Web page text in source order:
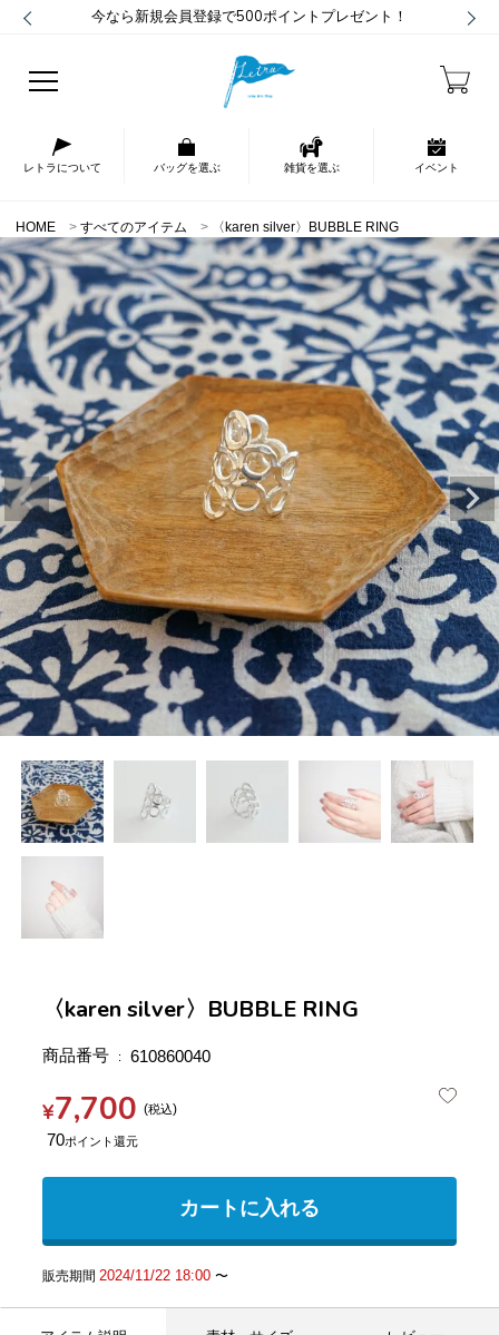
今なら新規会員登録で500ポイントプレゼント！
レトラについて バッグを選ぶ 雑貨を選ぶ イベント
HOME すべてのアイテム 〈karen silver〉BUBBLE RING
〈karen silver〉BUBBLE RING
商品番号 610860040
¥7,700 税込
70
カートに入れる
販売期間 2024/11/22 18:00〜